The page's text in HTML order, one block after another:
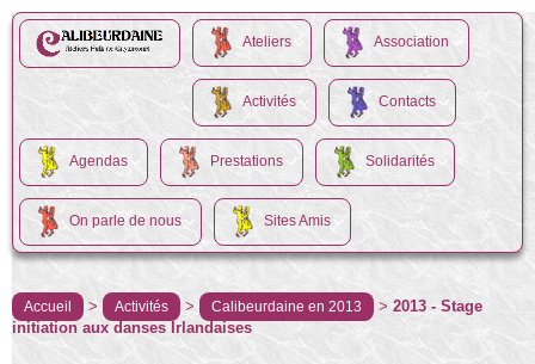
Ateliers Association
Activités Contacts
Agendas Prestations Solidarités
On parle de nous Sites Amis
Accueil > Activités > Calibeurdaine en 2013 > 2013 - Stage
initiation aux danses Irlandaises